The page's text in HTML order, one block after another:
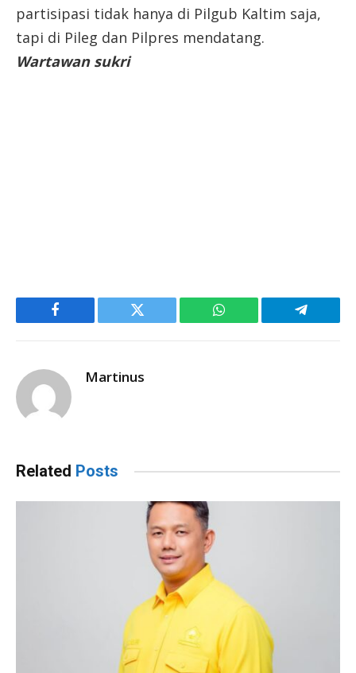
partisipasi tidak hanya di Pilgub Kaltim saja,
tapi di Pileg dan Pilpres mendatang.
Wartawan sukri
Facebook Twitter WhatsApp Telegram
Martinus
Related Posts